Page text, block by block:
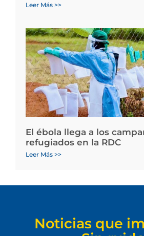
Leer Más >>
El ébola llega a los
refugiados en la RDC
Leer Más >>
Noticias que